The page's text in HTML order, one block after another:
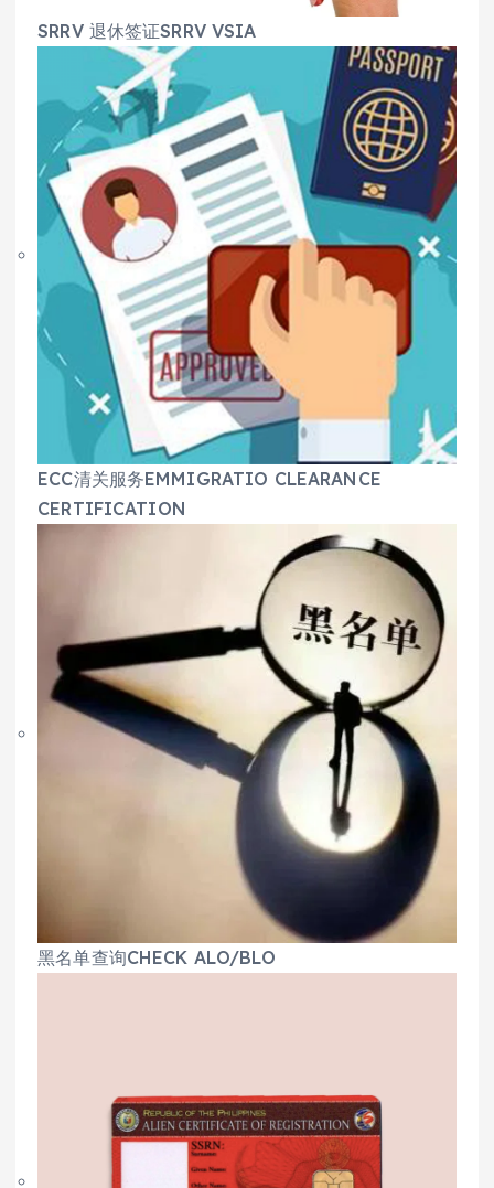
SRRV 退休签证SRRV VSIA
ECC清关服务EMMIGRATIO CLEARANCE
CERTIFICATION
黑名单查询CHECK ALO/BLO